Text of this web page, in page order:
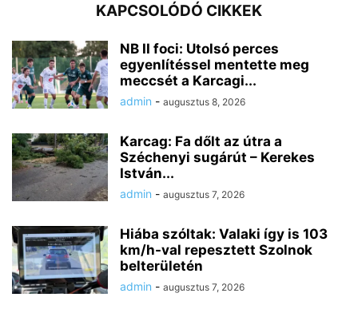
KAPCSOLÓDÓ CIKKEK
NB II foci: Utolsó perces
egyenlítéssel mentette meg
meccsét a Karcagi...
admin - augusztus 8, 2026
Karcag: Fa dőlt az útra a
Széchenyi sugárút – Kerekes
István...
admin - augusztus 7, 2026
Hiába szóltak: Valaki így is 103
km/h-val repesztett Szolnok
belterületén
admin - augusztus 7, 2026